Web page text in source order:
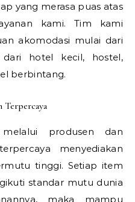
yang merasa puas atas
kami. Tim kami
akomodasi mulai dari
hotel kecil, hostel,
berbintang.
Terpercaya
produsen dan
menyediakan
tinggi. Setiap item
standar mutu dunia
maka mampu